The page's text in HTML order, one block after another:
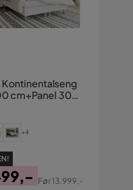
Kontinentalseng
cm+Panel 30
+4
Før13.999,-